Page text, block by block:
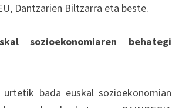
Dantzarien Biltzarra eta beste.
sozioekonomiaren behategi
bada euskal sozioekonomian